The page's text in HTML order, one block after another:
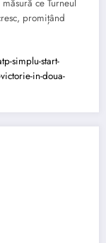
ce Turneul
promițând
simplu-start-
in-doua-